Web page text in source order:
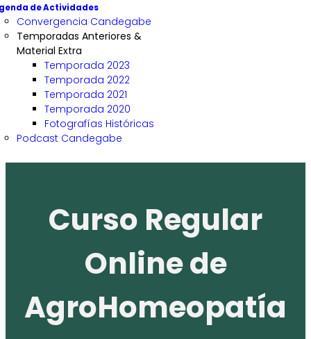
de Actividades
Convergencia Candegabe
Temporadas Anteriores &
Material Extra
Temporada 2023
Temporada 2022
Temporada 2021
Temporada 2020
Fotografías Históricas
Podcast Candegabe
Curso Regular
Online de
AgroHomeopatía